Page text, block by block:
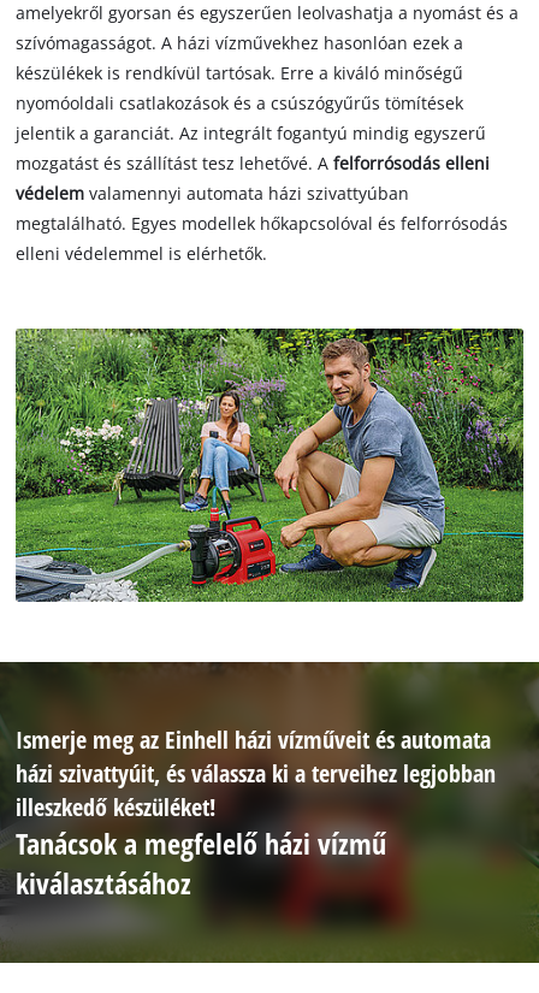
amelyekről gyorsan és egyszerűen leolvashatja a nyomást és a
szívómagasságot. A házi vízművekhez hasonlóan ezek a
készülékek is rendkívül tartósak. Erre a kiváló minőségű
nyomóoldali csatlakozások és a csúszógyűrűs tömítések
jelentik a garanciát. Az integrált fogantyú mindig egyszerű
mozgatást és szállítást tesz lehetővé. Afelforrósodás elleni
védelem valamennyi automata házi szivattyúban
megtalálható. Egyes modellek hőkapcsolóval és felforrósodás
elleni védelemmel is elérhetők.
Ismerje meg az Einhell házi vízműveit és automata
házi szivattyúit, és válassza ki a terveihez legjobban
illeszkedő készüléket!
Tanácsok a megfelelő házi vízmű
kiválasztásához